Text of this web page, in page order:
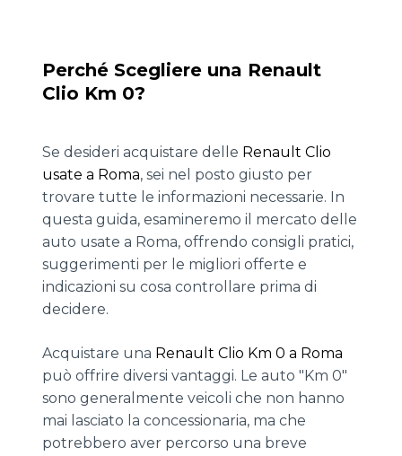
Perché Scegliere una Renault
Clio Km 0?
Se desideri acquistare delle Renault Clio
usate a Roma, sei nel posto giusto per
trovare tutte le informazioni necessarie. In
questa guida, esamineremo il mercato delle
auto usate a Roma, offrendo consigli pratici,
suggerimenti per le migliori offerte e
indicazioni su cosa controllare prima di
decidere.
Acquistare una Renault Clio Km 0 a Roma
può offrire diversi vantaggi. Le auto "Km 0"
sono generalmente veicoli che non hanno
mai lasciato la concessionaria, ma che
potrebbero aver percorso una breve